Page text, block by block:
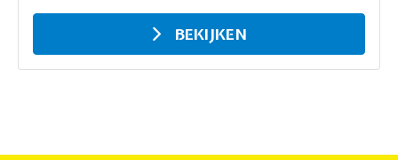
BEKIJKEN